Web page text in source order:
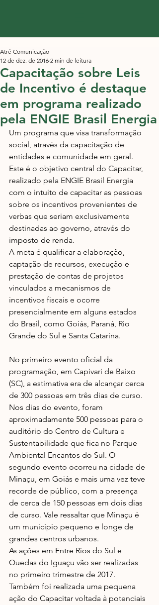
Capacitação sobre Leis
de Incentivo é destaque
em programa realizado
pela ENGIE Brasil Energia
Atré Comunicação
12 de dez. de 2016 2 min de leitura
​Um programa que visa transformação
social, através da capacitação de
entidades e comunidade em geral.
Este é o objetivo central do Capacitar,
realizado pela ENGIE Brasil Energia
com o intuito de capacitar as pessoas
sobre os incentivos provenientes de
verbas que seriam exclusivamente
destinadas ao governo, através do
imposto de renda.
A meta é qualificar a elaboração,
captação de recursos, execução e
prestação de contas de projetos
vinculados a mecanismos de
incentivos fiscais e ocorre
presencialmente em alguns estados
do Brasil, como Goiás, Paraná, Rio
Grande do Sul e Santa Catarina.
No primeiro evento oficial da
programação, em Capivari de Baixo
(SC), a estimativa era de alcançar cerca
de 300 pessoas em três dias de curso.
Nos dias do evento, foram
aproximadamente 500 pessoas para o
auditório do Centro de Cultura e
Sustentabilidade que fica no Parque
Ambiental Encantos do Sul. O
segundo evento ocorreu na cidade de
Minaçu, em Goiás e mais uma vez teve
recorde de público, com a presença
de cerca de 150 pessoas em dois dias
de curso. Vale ressaltar que Minaçu é
um município pequeno e longe de
grandes centros urbanos.
As ações em Entre Rios do Sul e
Quedas do Iguaçu vão ser realizadas
no primeiro trimestre de 2017.
Também foi realizada uma pequena
ação do Capacitar voltada à potenciais